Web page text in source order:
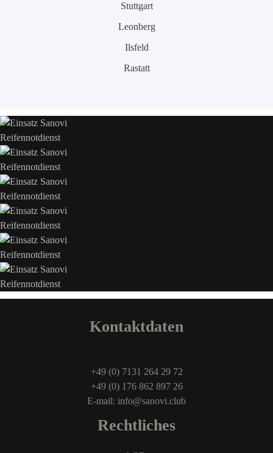
Stuttgart
Leonberg
Ilsfeld
Rastatt
Kontaktdaten
+49 (0) 7131 264 29 72
+49 (0) 176 862 897 26
E-mail: info@sanovi.club
Rechtliches